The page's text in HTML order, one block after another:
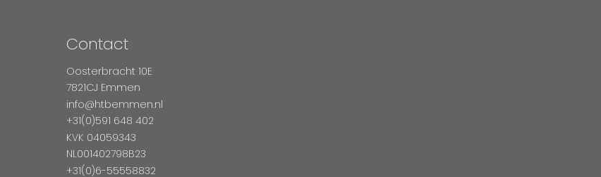
Contact
Oosterbracht 10E
7821CJ Emmen
info@htbemmen.nl
+31(0)591 648 402
KVK 04059343
NL001402798B23
+31(0)6-55558832